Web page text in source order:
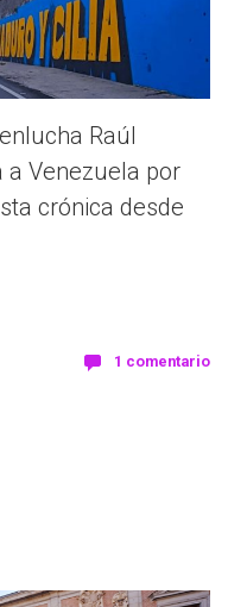
Raúl
a Venezuela por
crónica desde
1 comentario